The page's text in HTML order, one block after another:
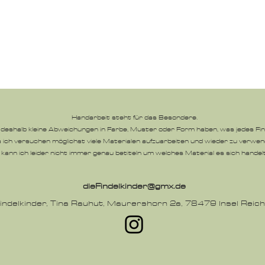
Handarbeit steht für das Besondere.
kleine Abweichungen in Farbe, Muster oder Form haben, was jedes
ich versuchen möglichst viele Materialen aufzuarbeiten und wieder zu
kann ich leider nicht immer genau betiteln um welches Material es sich
dieFindelkinder@gmx.de
Tina Rauhut, Maurershorn 2a, 78479 Insel